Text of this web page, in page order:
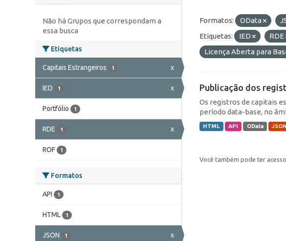
Não há Grupos que correspondam a
essa busca
Etiquetas
Capitais Estrangeiros 1 x
IED 1 x
Portfólio 1
RDE 1 x
ROF 1
Formatos
API 1
HTML 1
JSON 1 x
Formatos: OData
Etiquetas:
IED RDE
Licença Aberta para
Publicação dos
Os registros de capitais
período data-base, no
HTML API OData JSON
Você também pode ter